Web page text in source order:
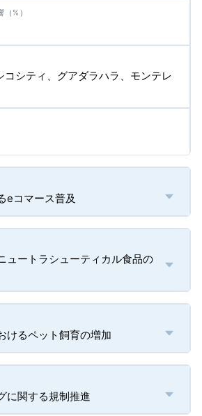
コシティ、グアダラハラ、モンテレ
eコマース普及
ュートラシューティカル食品の
けるペット飼育の増加
に関する規制推進